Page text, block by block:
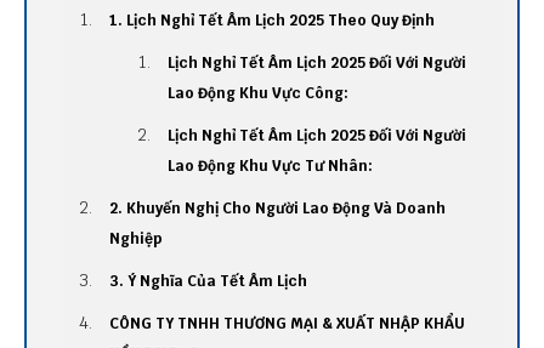
1. Lịch Nghỉ Tết Âm Lịch 2025 Theo Quy Định
Lịch Nghỉ Tết Âm Lịch 2025 Đối Với Người
Lao Động Khu Vực Công:
Lịch Nghỉ Tết Âm Lịch 2025 Đối Với Người
Lao Động Khu Vực Tư Nhân:
2. Khuyến Nghị Cho Người Lao Động Và Doanh
Nghiệp
3. Ý Nghĩa Của Tết Âm Lịch
CÔNG TY TNHH THƯƠNG MẠI & XUẤT NHẬP KHẨU